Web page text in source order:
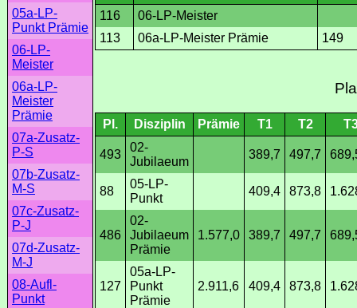
05a-LP-
Punkt Prämie
06-LP-
Meister
06a-LP-
Meister
Prämie
07a-Zusatz-
P-S
07b-Zusatz-
M-S
07c-Zusatz-
P-J
07d-Zusatz-
M-J
08-Aufl-
Punkt
116
06-LP-Meister
113
06a-LP-Meister Prämie 149
Pl. Disziplin Prämie T1 T2
493
02-
Jubilaeum
389,7 497,7
88
05-LP-
Punkt
409,4 873,8
486
02-
Jubilaeum
Prämie
1.577,0 389,7 497,7
127
05a-LP-
Punkt
Prämie
2.911,6 409,4 873,8